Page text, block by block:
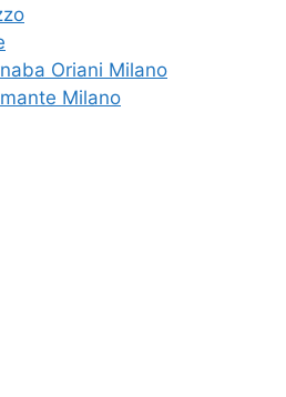
Oriani Milano
Milano